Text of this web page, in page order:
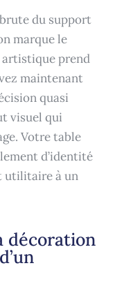
du support
marque le
prend
maintenant
quasi
visuel qui
Votre table
d’identité
utilitaire à un
décoration